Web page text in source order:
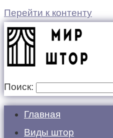
Перейти к контенту
Поиск:
Главная
Виды штор